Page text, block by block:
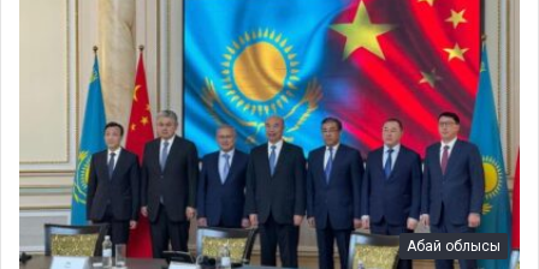
Абай облысы